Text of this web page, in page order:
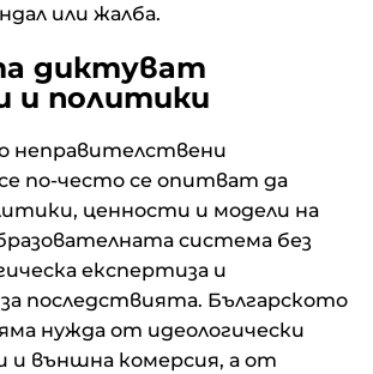
или жалба.
диктуват
и политики
неправителствени
по-често се опитват да
ценности и модели на
система без
експертиза и
последствията. Българското
нужда от идеологически
и външна комерсия, а от